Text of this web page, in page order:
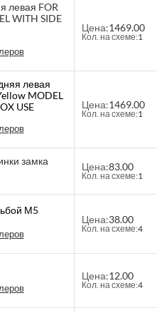
левая FOR
WITH SIDE
Цена:1469.00
Кол. на схеме:1
левая
MODEL
USE
Цена:1469.00
Кол. на схеме:1
замка
Цена:83.00
Кол. на схеме:1
М5
Цена:38.00
Кол. на схеме:4
Цена:12.00
Кол. на схеме:4